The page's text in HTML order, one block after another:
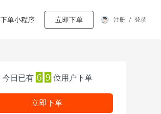
立即下单 注册 / 登录
下单小程序
今日已有 6 9 位用户下单
立即下单